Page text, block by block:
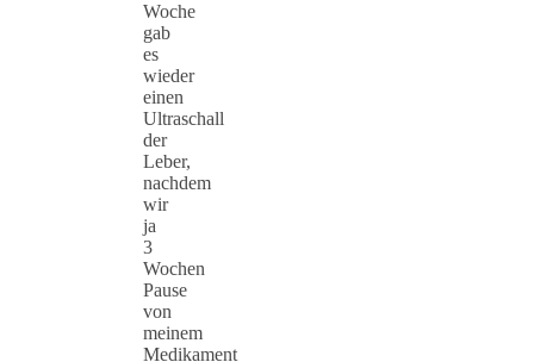
Woche
gab
es
wieder
einen
Ultraschall
der
Leber,
nachdem
wir
ja
3
Wochen
Pause
von
meinem
Medikament